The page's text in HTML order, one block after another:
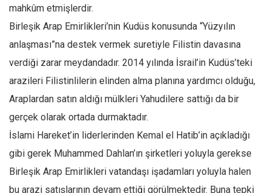
Kültür Sanat
Kitap
Karisi kitap sualleri
7 soruda bu hafta
Ekonomi
Spor
mahkûm etmişlerdir.
Birleşik Arap Emirlikleri’nin Kudüs konusunda “Yüzyılın
anlaşması”na destek vermek suretiyle Filistin davasına
verdiği zarar meydandadır. 2014 yılında İsrail’in Kudüs’teki
arazileri Filistinlilerin elinden alma planına yardımcı olduğu,
Araplardan satın aldığı mülkleri Yahudilere sattığı da bir
gerçek olarak ortada durmaktadır.
İslami Hareket’in liderlerinden Kemal el Hatib’in açıkladığı
gibi gerek Muhammed Dahlan’ın şirketleri yoluyla gerekse
Birleşik Arap Emirlikleri vatandaşı işadamları yoluyla halen
bu arazi satışlarının devam ettiği görülmektedir. Buna tepki